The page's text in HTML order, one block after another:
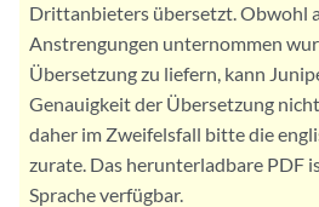
Drittanbieters übersetzt. Obwohl
Anstrengungen unternommen
Übersetzung zu liefern, kann
Genauigkeit der Übersetzung
daher im Zweifelsfall bitte die
zurate. Das herunterladbare PDF
Sprache verfügbar.